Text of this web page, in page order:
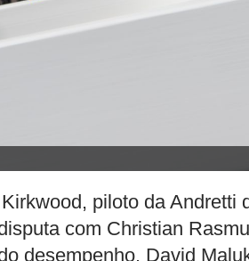
piloto da Andretti
com Christian
desempenho. David